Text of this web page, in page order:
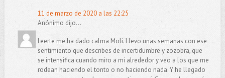
11 de marzo de 2020 a las 22:25
Anónimo dijo...
Leerte me ha dado calma Moli. Llevo unas semanas con ese
sentimiento que describes de incertidumbre y zozobra, que
se intensifica cuando miro a mi alrededor y veo a los que me
rodean haciendo el tonto o no haciendo nada. Y he llegado